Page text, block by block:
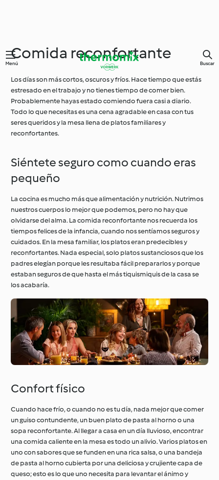
Menú Buscar
Comida reconfortante
Los días son más cortos, oscuros y fríos. Hace tiempo que estás
estresado en el trabajo y no tienes tiempo de comer bien.
Probablemente hayas estado comiendo fuera casi a diario.
Todo lo que necesitas es una cena agradable en casa con tus
seres queridos y la mesa llena de platos familiares y
reconfortantes.
Siéntete seguro como cuando eras
pequeño
La cocina es mucho más que alimentación y nutrición. Nutrimos
nuestros cuerpos lo mejor que podemos, pero no hay que
olvidarse del alma. La comida reconfortante nos recuerda los
tiempos felices de la infancia, cuando nos sentíamos seguros y
cuidados. En la mesa familiar, los platos eran predecibles y
reconfortantes. Nada especial, solo platos sustanciosos que los
padres elegían porque les resultaba fácil prepararlos y porque
estaban seguros de que hasta el más tiquismiquis de la casa se
los acabaría.
Confort físico
Cuando hace frío, o cuando no es tu día, nada mejor que comer
un guiso contundente, un buen plato de pasta al horno o una
sopa reconfortante. Al llegar a casa en un día lluvioso, encontrar
una comida caliente en la mesa es todo un alivio. Varios platos en
uno con sabores que se funden en una rica salsa, o una bandeja
de pasta al horno cubierta por una deliciosa y crujiente capa de
queso; esto es lo que uno necesita para levantar el ánimo y